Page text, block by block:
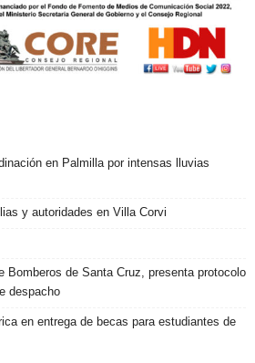
en Palmilla por intensas lluvias
y autoridades en Villa Corvi
Bomberos de Santa Cruz, presenta protocolo
despacho
en entrega de becas para estudiantes de